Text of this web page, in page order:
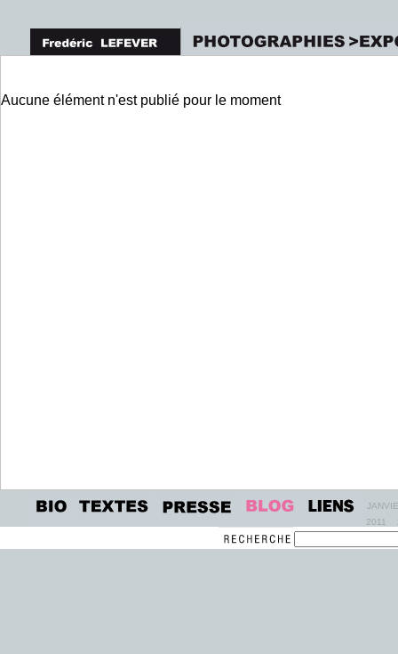
Aucune élément n'est publié pour le moment
2011